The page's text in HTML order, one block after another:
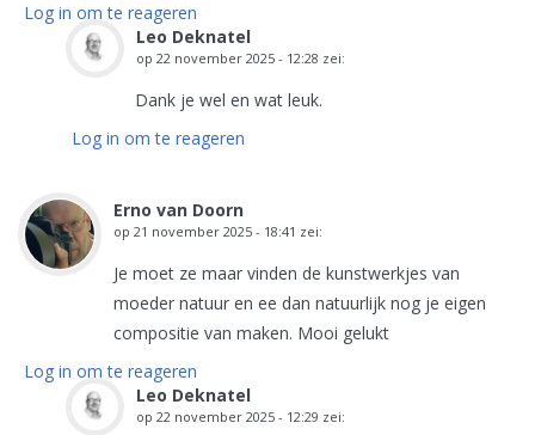
Log in om te reageren
Leo Deknatel
op 22 november 2025 - 12:28 zei:
Dank je wel en wat leuk.
Log in om te reageren
Erno van Doorn
op 21 november 2025 - 18:41 zei:
Je moet ze maar vinden de kunstwerkjes van
moeder natuur en ee dan natuurlijk nog je eigen
compositie van maken. Mooi gelukt
Log in om te reageren
Leo Deknatel
op 22 november 2025 - 12:29 zei: